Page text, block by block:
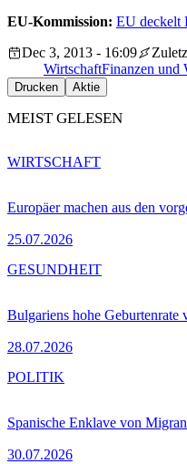
EU-Kommission: EU deckelt
Dec 3, 2013 - 16:09
WirtschaftFinanzen und
Drucken Aktie
MEIST GELESEN
Europäer machen aus den
25.07.2026
WIRTSCHAFT
Bulgariens hohe Geburtenrate
28.07.2026
GESUNDHEIT
Spanische Enklave von
30.07.2026
POLITIK